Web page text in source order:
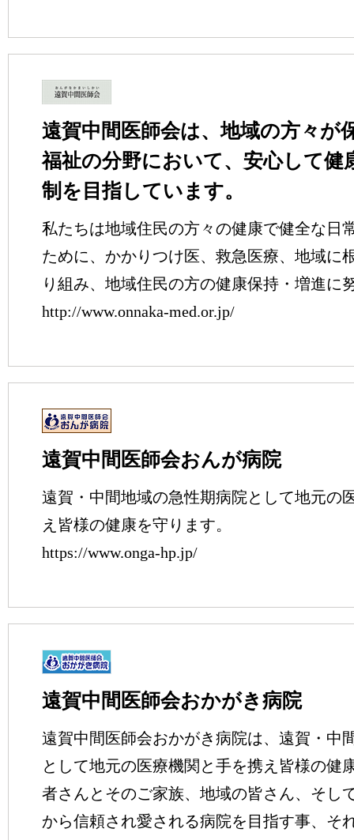
遠賀中間医師会は、地域の方々が
福祉の分野において、安心して健
制を目指しています。
私たちは地域住民の方々の健康で健全な日
ために、かかりつけ医、救急医療、地域に
り組み、地域住民の方の健康保持・増進に
http://www.onnaka-med.or.jp/
遠賀中間医師会おんが病院
遠賀・中間地域の急性期病院として地元の
え皆様の健康を守ります。
https://www.onga-hp.jp/
遠賀中間医師会おかがき病院
遠賀中間医師会おかがき病院は、遠賀・中
として地元の医療機関と手を携え皆様の健
者さんとそのご家族、地域の皆さん、そし
から信頼され愛される病院を目指す事、そ